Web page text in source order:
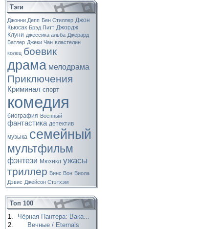
Тэги
Джонни Депп Бен Стиллер Джон
Кьюсак Брэд Питт Джордж
Клуни джессика альба Джерард
Батлер Джеки Чан властелин
колец боевик
драма мелодрама
Приключения
Криминал спорт
комедия
биография Военный
фантастика детектив
музыка семейный
мультфильм
фэнтези Мюзикл ужасы
триллер Винс Вон Виола
Дэвис Джейсон Стэтхэм
Топ 100
1.
Чёрная Пантера: Вака...
2.
Вечные / Eternals